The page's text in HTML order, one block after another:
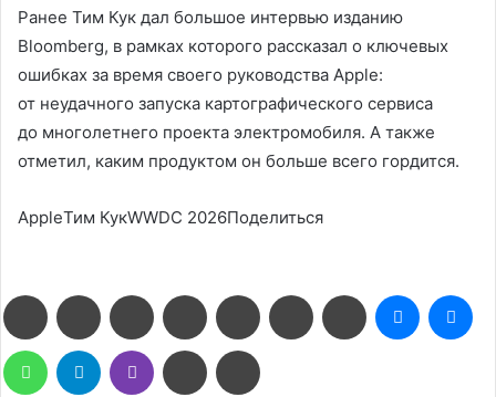
Ранее Тим Кук дал большое интервью изданию
Bloomberg, в рамках которого рассказал о ключевых
ошибках за время своего руководства Apple:
от неудачного запуска картографического сервиса
до многолетнего проекта электромобиля. А также
отметил, каким продуктом он больше всего гордится.
AppleТим КукWWDC 2026Поделиться
FacebookTwitter LinkedIn Pinterest Reddit ВконтактеОдноклассники
Messenger
WhatsAppTelegram Viber
Поделиться
через